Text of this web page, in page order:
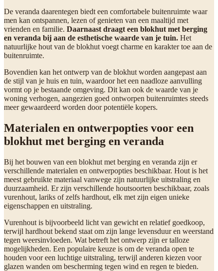
De veranda daarentegen biedt een comfortabele buitenruimte waar
men kan ontspannen, lezen of genieten van een maaltijd met
vrienden en familie. Daarnaast draagt een blokhut met berging
en veranda bij aan de esthetische waarde van je tuin. Het
natuurlijke hout van de blokhut voegt charme en karakter toe aan de
buitenruimte.
Bovendien kan het ontwerp van de blokhut worden aangepast aan
de stijl van je huis en tuin, waardoor het een naadloze aanvulling
vormt op je bestaande omgeving. Dit kan ook de waarde van je
woning verhogen, aangezien goed ontworpen buitenruimtes steeds
meer gewaardeerd worden door potentiële kopers.
Materialen en ontwerpopties voor een
blokhut met berging en veranda
Bij het bouwen van een blokhut met berging en veranda zijn er
verschillende materialen en ontwerpopties beschikbaar. Hout is het
meest gebruikte materiaal vanwege zijn natuurlijke uitstraling en
duurzaamheid. Er zijn verschillende houtsoorten beschikbaar, zoals
vurenhout, lariks of zelfs hardhout, elk met zijn eigen unieke
eigenschappen en uitstraling.
Vurenhout is bijvoorbeeld licht van gewicht en relatief goedkoop,
terwijl hardhout bekend staat om zijn lange levensduur en weerstand
tegen weersinvloeden. Wat betreft het ontwerp zijn er talloze
mogelijkheden. Een populaire keuze is om de veranda open te
houden voor een luchtige uitstraling, terwijl anderen kiezen voor
glazen wanden om bescherming tegen wind en regen te bieden.